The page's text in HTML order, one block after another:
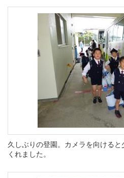
久しぶりの登園。カメラを向ける
くれました。